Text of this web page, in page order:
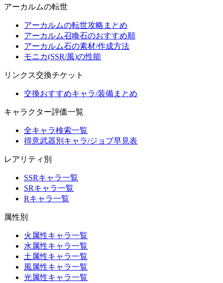
アーカルムの転世
アーカルムの転世攻略まとめ
アーカルム召喚石のおすすめ順
アーカルム石の素材/作成方法
モニカ(SSR/風)の性能
リンクス交換チケット
交換おすすめキャラ/装備まとめ
キャラクター評価一覧
全キャラ検索一覧
得意武器別キャラ/ジョブ早見表
レアリティ別
SSRキャラ一覧
SRキャラ一覧
Rキャラ一覧
属性別
火属性キャラ一覧
水属性キャラ一覧
土属性キャラ一覧
風属性キャラ一覧
光属性キャラ一覧